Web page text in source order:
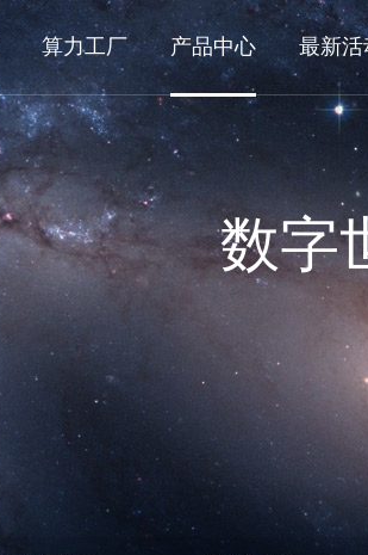
算力工厂 产品中心 最新活
数字